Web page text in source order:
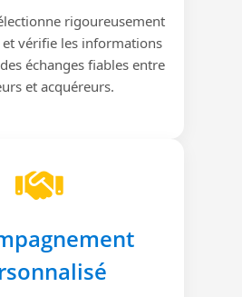
rigoureusement
et vérifie les informations
échanges fiables entre
et acquéreurs.